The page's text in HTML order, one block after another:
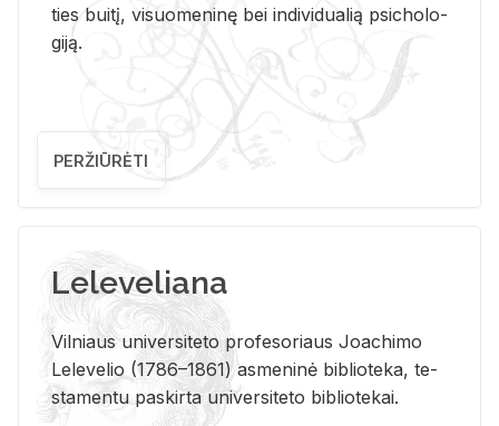
ties bui­tį, vi­suo­me­ni­nę bei in­di­vi­dua­lią psi­cho­lo­
gi­ją.
PERŽIŪRĖTI
Leleveliana
Vil­niaus uni­ver­si­te­to pro­fe­so­riaus Jo­a­chi­mo
Le­le­ve­lio (1786–1861) as­me­ni­nė bi­b­lio­te­ka, te­
sta­men­tu pa­skir­ta uni­ver­si­te­to bi­b­lio­te­kai.